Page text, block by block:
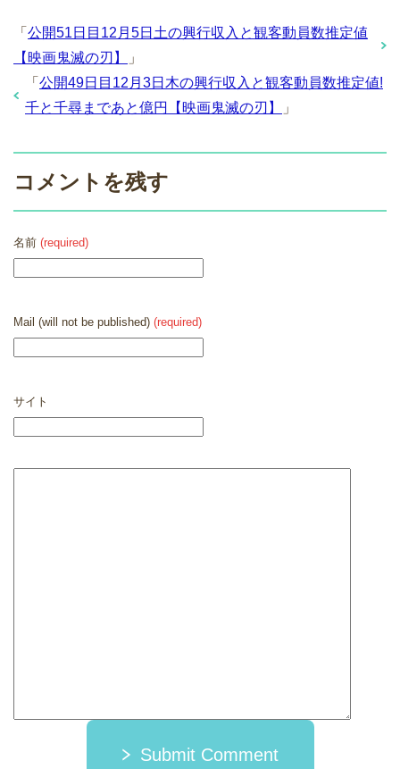
「 公開51日目12月5日土の興行収入と観客動員数推定値
【映画鬼滅の刃】
」
「 公開49日目12月3日木の興行収入と観客動員数推定値!
千と千尋まであと億円【映画鬼滅の刃】
」
コメントを残す
名前 (required)
Mail (will not be published) (required)
サイト
Submit Comment